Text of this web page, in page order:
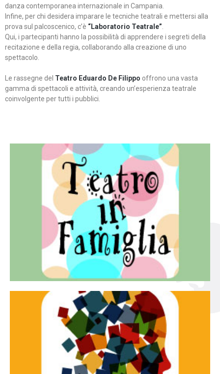
danza contemporanea internazionale in Campania.
Infine, per chi desidera imparare le tecniche teatrali e mettersi alla
prova sul palcoscenico, c’è “Laboratorio Teatrale”
Qui, i partecipanti hanno la possibilità di apprendere i segreti della
recitazione e della regia, collaborando alla creazione di uno
spettacolo.
Le rassegne del Teatro Eduardo De Filippo offrono una vasta
gamma di spettacoli e attività, creando un’esperienza teatrale
coinvolgente per tutti i pubblici.
Teatro in famiglia
Teatro In Famiglia è una rassegna di teatro concepita
per far condividere e godere del teatro all’intera
famiglia.
Continua
Tracce Dinamiche è una rassegna di teatro
d’innovazione e sperimentale.
Continua